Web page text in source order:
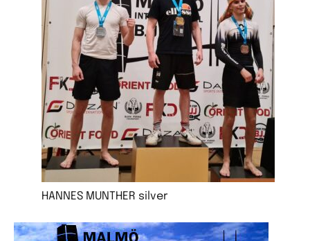
HANNES MUNTHER silver